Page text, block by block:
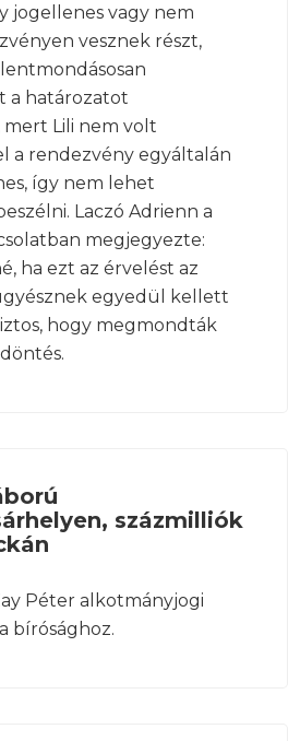
jogellenes vagy nem
vesznek részt,
a határozatot
Lili nem volt
a rendezvény egyáltalán
így nem lehet
Laczó Adrienn a
megjegyezte:
ha ezt az érvelést az
egyedül kellett
hogy megmondták
százmilliók
Péter alkotmányjogi
bírósághoz.